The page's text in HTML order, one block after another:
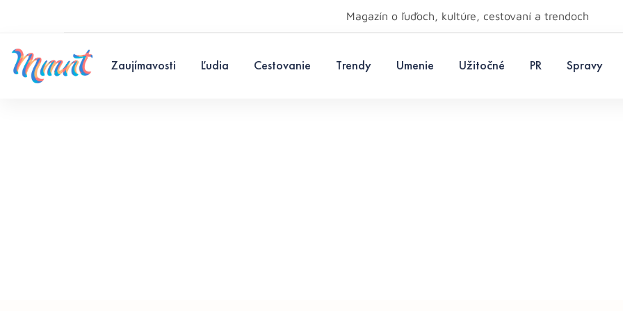
Magazín o ľuďoch, kultúre, cestovaní a trendoch
Zaujímavosti Ľudia Cestovanie Trendy Umenie Užitočné PR Spravy